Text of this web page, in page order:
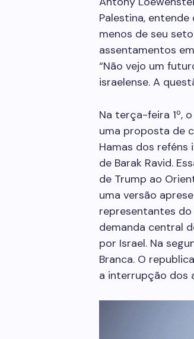
Palestina,
menos de seu
assentamentos
“Não vejo um
israelense. A
Na terça-feira 1º,
uma proposta de
Hamas dos
de Barak Ravid.
de Trump ao
uma versão
representantes
demanda central
por Israel. Na
Branca. O
a interrupção dos